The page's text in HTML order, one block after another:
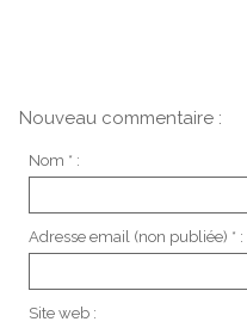
Nouveau commentaire :
Nom * :
Adresse email (non publiée) * :
Site web :